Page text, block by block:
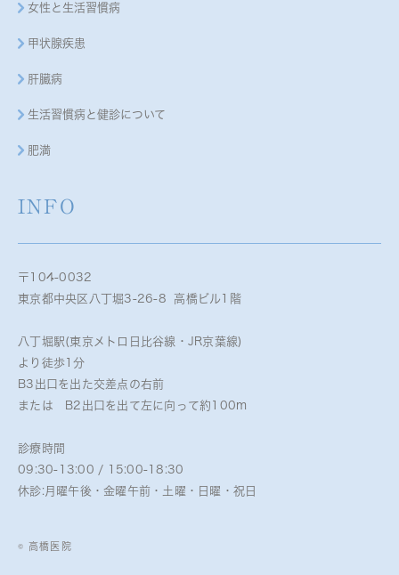
女性と生活習慣病
甲状腺疾患
肝臓病
生活習慣病と健診について
肥満
INFO
〒104-0032
東京都中央区八丁堀3-26-8 高橋ビル1階
八丁堀駅(東京メトロ日比谷線・JR京葉線)
より徒歩1分
B3出口を出た交差点の右前
または B2出口を出て左に向って約100m
診療時間
09:30-13:00 / 15:00-18:30
休診:月曜午後・金曜午前・土曜・日曜・祝日
© 高橋医院